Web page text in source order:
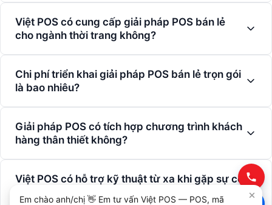
Việt POS có cung cấp giải pháp POS bán lẻ
cho ngành thời trang không?
Chi phí triển khai giải pháp POS bán lẻ trọn gói
là bao nhiêu?
Giải pháp POS có tích hợp chương trình khách
hàng thân thiết không?
Việt POS có hỗ trợ kỹ thuật từ xa khi gặp sự cố
Em chào anh/chị 👋 Em tư vấn Việt POS — POS, mã